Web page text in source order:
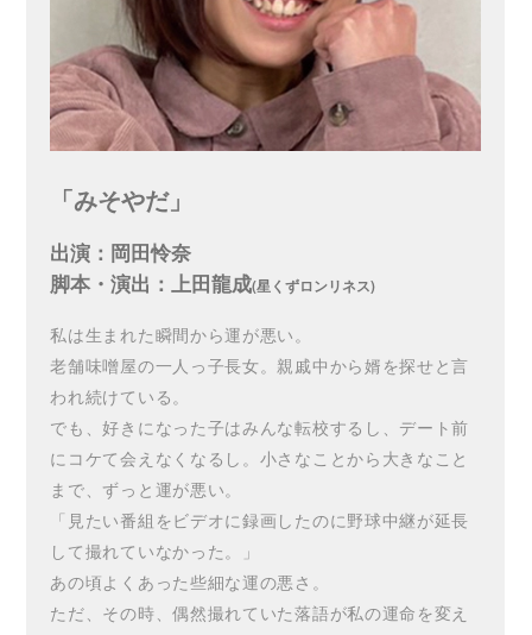
「みそやだ」
出演：岡田怜奈
脚本・演出：上田龍成(星くずロンリネス)
私は生まれた瞬間から運が悪い。
老舗味噌屋の一人っ子長女。親戚中から婿を探せと言
われ続けている。
でも、好きになった子はみんな転校するし、デート前
にコケて会えなくなるし。小さなことから大きなこと
まで、ずっと運が悪い。
「見たい番組をビデオに録画したのに野球中継が延長
して撮れていなかった。」
あの頃よくあった些細な運の悪さ。
ただ、その時、偶然撮れていた落語が私の運命を変え